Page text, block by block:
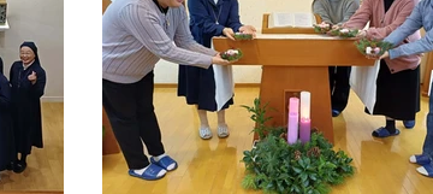
Corea del Sud Famiglia Paolina